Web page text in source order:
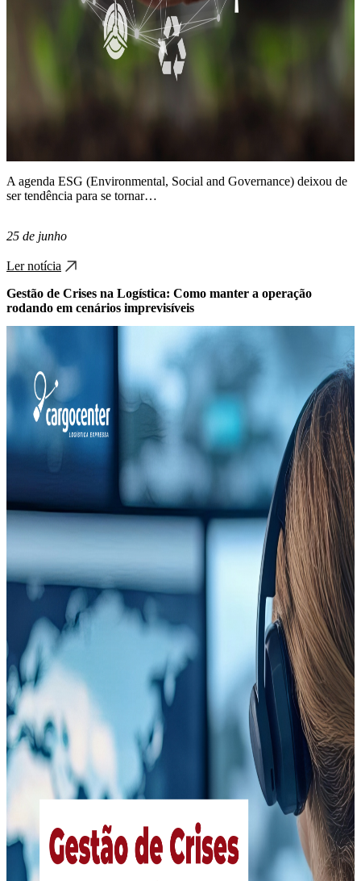
A agenda ESG (Environmental, Social and Governance) deixou de
ser tendência para se tornar…
25 de junho
Ler notícia
Gestão de Crises na Logística: Como manter a operação
rodando em cenários imprevisíveis